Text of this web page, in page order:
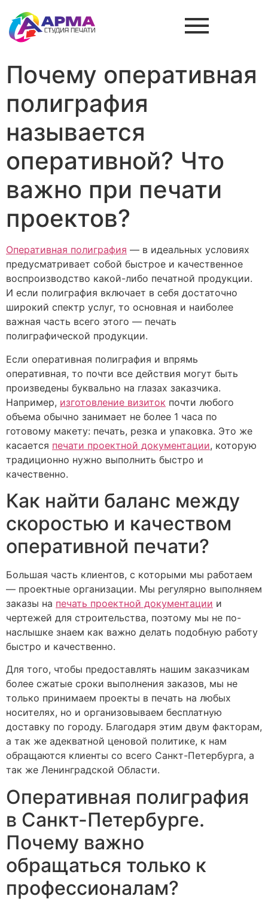
Почему оперативная
полиграфия
называется
оперативной? Что
важно при печати
проектов?
Оперативная полиграфия — в идеальных условиях
предусматривает собой быстрое и качественное
воспроизводство какой-либо печатной продукции.
И если полиграфия включает в себя достаточно
широкий спектр услуг, то основная и наиболее
важная часть всего этого — печать
полиграфической продукции.
Если оперативная полиграфия и впрямь
оперативная, то почти все действия могут быть
произведены буквально на глазах заказчика.
Например, изготовление визиток почти любого
объема обычно занимает не более 1 часа по
готовому макету: печать, резка и упаковка. Это же
касается печати проектной документации, которую
традиционно нужно выполнить быстро и
качественно.
Как найти баланс между
скоростью и качеством
оперативной печати?
Большая часть клиентов, с которыми мы работаем
— проектные организации. Мы регулярно выполняем
заказы на печать проектной документации и
чертежей для строительства, поэтому мы не по-
наслышке знаем как важно делать подобную работу
быстро и качественно.
Для того, чтобы предоставлять нашим заказчикам
более сжатые сроки выполнения заказов, мы не
только принимаем проекты в печать на любых
носителях, но и организовываем бесплатную
доставку по городу. Благодаря этим двум факторам,
а так же адекватной ценовой политике, к нам
обращаются клиенты со всего Санкт-Петербурга, а
так же Ленинградской Области.
Оперативная полиграфия
в Санкт-Петербурге.
Почему важно
обращаться только к
профессионалам?